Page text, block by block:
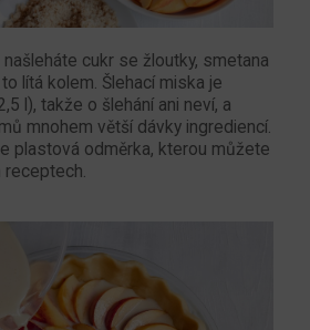
cukr se žloutky, smetana
lítá kolem. Šlehací miska je
l), takže o šlehání ani neví, a
mnohem větší dávky ingrediencí.
plastová odměrka, kterou můžete
receptech.